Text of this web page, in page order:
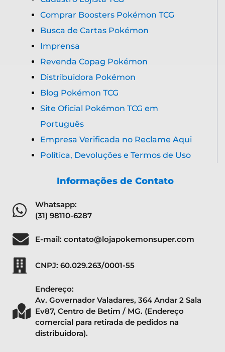
Comprar Boosters Pokémon TCG
Busca de Cartas Pokémon
Imprensa
Revenda Copag Pokémon
Distribuidora Pokémon
Blog Pokémon TCG
Site Oficial Pokémon TCG em
Português
Empresa Verificada no Reclame Aqui
Política, Devoluções e Termos de Uso
Informações de Contato
Whatsapp:
(31) 98110-6287
E-mail: contato@lojapokemonsuper.com
CNPJ: 60.029.263/0001-55
Endereço:
Av. Governador Valadares, 364 Andar 2 Sala
Ev87, Centro de Betim / MG. (Endereço
comercial para retirada de pedidos na
distribuidora).